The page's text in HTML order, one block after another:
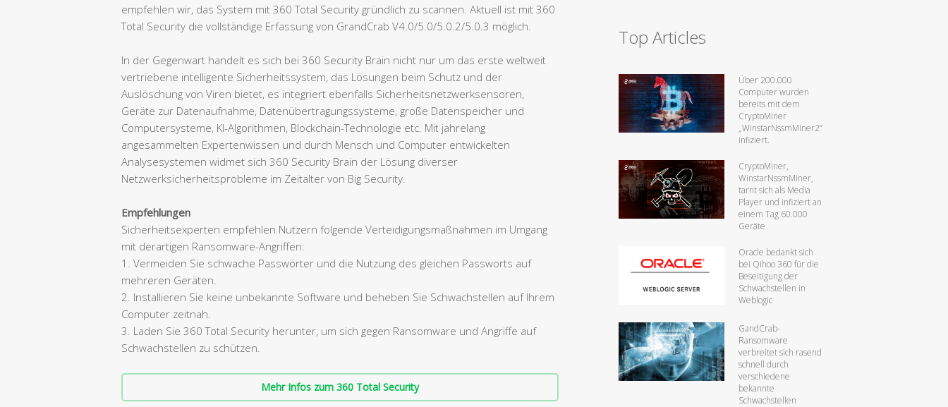
empfehlen wir, das System mit 360 Total Security gründlich zu scannen. Aktuell ist mit 360
Total Security die vollständige Erfassung von GrandCrab V4.0/5.0/5.0.2/5.0.3 möglich.
In der Gegenwart handelt es sich bei 360 Security Brain nicht nur um das erste weltweit
vertriebene intelligente Sicherheitssystem, das Lösungen beim Schutz und der
Auslöschung von Viren bietet, es integriert ebenfalls Sicherheitsnetzwerksensoren,
Geräte zur Datenaufnahme, Datenübertragungssysteme, große Datenspeicher und
Computersysteme, KI-Algorithmen, Blockchain-Technologie etc. Mit jahrelang
angesammelten Expertenwissen und durch Mensch und Computer entwickelten
Analysesystemen widmet sich 360 Security Brain der Lösung diverser
Netzwerksicherheitsprobleme im Zeitalter von Big Security.
Empfehlungen
Sicherheitsexperten empfehlen Nutzern folgende Verteidigungsmaßnahmen im Umgang
mit derartigen Ransomware-Angriffen:
1. Vermeiden Sie schwache Passwörter und die Nutzung des gleichen Passworts auf
mehreren Geräten.
2. Installieren Sie keine unbekannte Software und beheben Sie Schwachstellen auf Ihrem
Computer zeitnah.
3. Laden Sie 360 Total Security herunter, um sich gegen Ransomware und Angriffe auf
Schwachstellen zu schützen.
Mehr Infos zum 360 Total Security
Top Articles
Über 200.000
Computer wurden
bereits mit dem
CryptoMiner
„WinstarNssmMiner2“
infiziert.
CryptoMiner,
WinstarNssmMiner,
tarnt sich als Media
Player und infiziert an
einem Tag 60.000
Geräte
Oracle bedankt sich
bei Qihoo 360 für die
Beseitigung der
Schwachstellen in
Weblogic
GandCrab-
Ransomware
verbreitet sich rasend
schnell durch
verschiedene
bekannte
Schwachstellen